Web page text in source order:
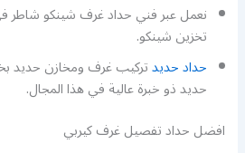
نعمل عبر فني حداد غرف شينكو
تخزين شينكو.
حداد حديدتركيب غرف ومخازن حديد
حديد ذو خبرة عالية في هذا المجال.
افضل حداد تفصيل غرف كيربي